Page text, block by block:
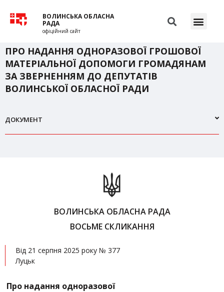
ВОЛИНСЬКА ОБЛАСНА
РАДА
офіційний сайт
ПРО НАДАННЯ ОДНОРАЗОВОЇ ГРОШОВОЇ
МАТЕРІАЛЬНОЇ ДОПОМОГИ ГРОМАДЯНАМ
ЗА ЗВЕРНЕННЯМ ДО ДЕПУТАТІВ
ВОЛИНСЬКОЇ ОБЛАСНОЇ РАДИ
ДОКУМЕНТ
ВОЛИНСЬКА ОБЛАСНА РАДА
ВОСЬМЕ СКЛИКАННЯ
Від 21 серпня 2025 року № 377
Луцьк
Про надання одноразової